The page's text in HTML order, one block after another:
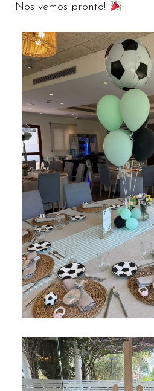
¡Nos vemos pronto!